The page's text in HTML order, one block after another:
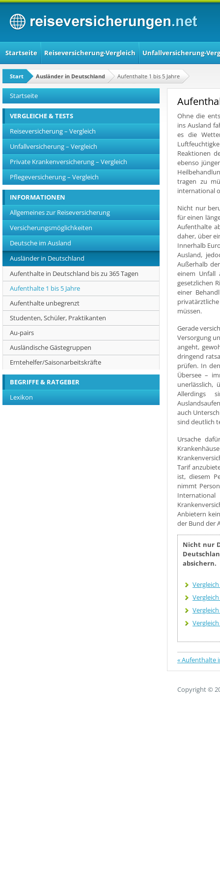
Startseite Reiseversicherung-Vergleich Unfallversicherung-
Start Ausländer in Deutschland Aufenthalte 1 bis 5 Jahre
Ohne die
ins Ausland
es die
Reaktionen
ebenso
tragen zu
international
Nicht nur
für einen
Aufenthalte
daher, über
Innerhalb
Ausland,
Außerhalb
einem
gesetzlichen
einer
müssen.
Gerade
Versorgung
angeht,
dringend
prüfen. In
Übersee –
unerlässlich,
Allerdings
auch
sind deutlich
Ursache
Tarif
ist, diesem
nimmt
Anbietern
der Bund der
Nicht nur
absichern.
« Aufenthalte
Startseite
VERGLEICHE & TESTS
Reiseversicherung – Vergleich
Unfallversicherung – Vergleich
Private Krankenversicherung – Vergleich
Pflegeversicherung – Vergleich
INFORMATIONEN
Allgemeines zur Reiseversicherung
Versicherungsmöglichkeiten
Deutsche im Ausland
Ausländer in Deutschland
Aufenthalte in Deutschland bis zu 365 Tagen
Aufenthalte 1 bis 5 Jahre
Aufenthalte unbegrenzt
Studenten, Schüler, Praktikanten
Au-pairs
Ausländische Gästegruppen
Erntehelfer/Saisonarbeitskräfte
BEGRIFFE & RATGEBER
Lexikon
Copyright ©